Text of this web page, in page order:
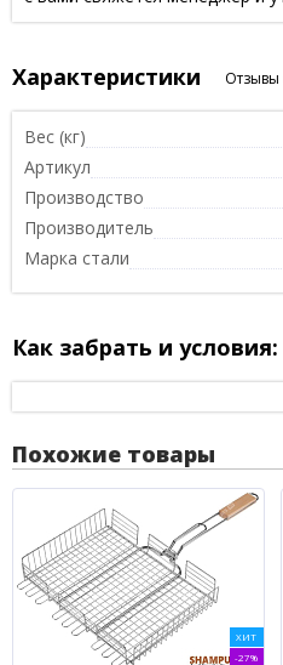
Характеристики
Вес (кг)
Артикул
Производство
Производитель
Марка стали
Как забрать и условия:
Похожие товары
ХИТ
-27%